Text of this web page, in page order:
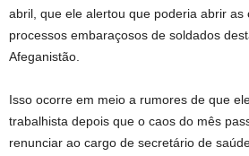
abril, que ele alertou que poderia abrir as
processos embaraçosos de soldados
Afeganistão.
Isso ocorre em meio a rumores de que
trabalhista depois que o caos do mês
renunciar ao cargo de secretário de